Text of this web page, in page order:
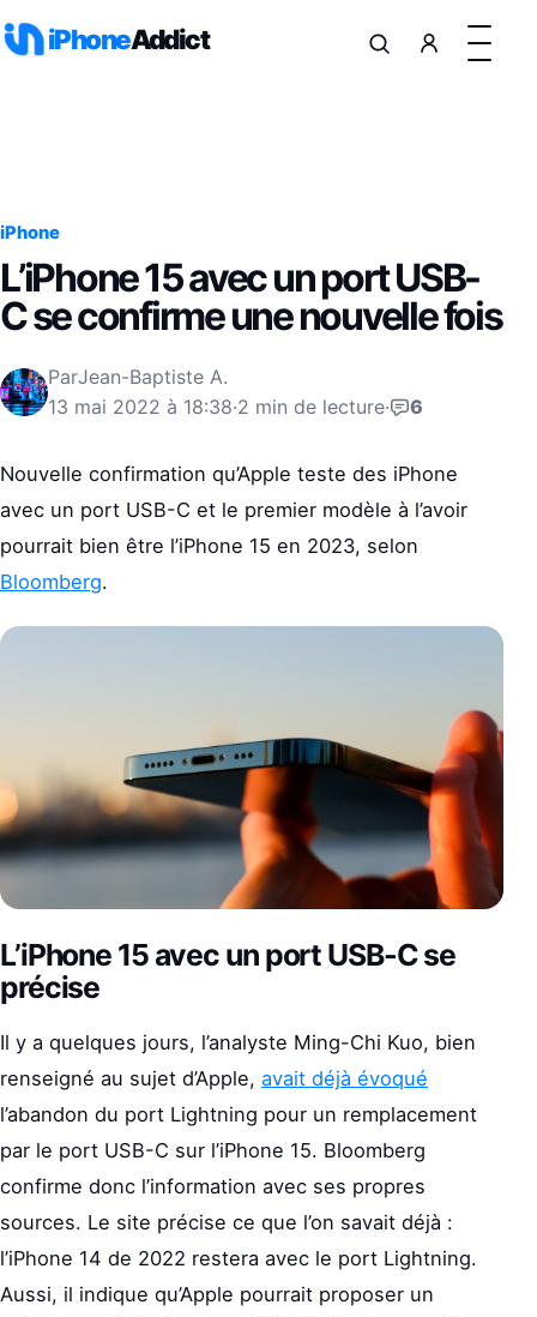
iPhoneAddict
iPhone
L’iPhone 15 avec un port USB-
C se confirme une nouvelle fois
ParJean-Baptiste A.
13 mai 2022 à 18:38·2 min de lecture· 6
Nouvelle confirmation qu’Apple teste des iPhone
avec un port USB-C et le premier modèle à l’avoir
pourrait bien être l’iPhone 15 en 2023, selon
Bloomberg.
L’iPhone 15 avec un port USB-C se
précise
Il y a quelques jours, l’analyste Ming-Chi Kuo, bien
renseigné au sujet d’Apple, avait déjà évoqué
l’abandon du port Lightning pour un remplacement
par le port USB-C sur l’iPhone 15. Bloomberg
confirme donc l’information avec ses propres
sources. Le site précise ce que l’on savait déjà :
l’iPhone 14 de 2022 restera avec le port Lightning.
Aussi, il indique qu’Apple pourrait proposer un